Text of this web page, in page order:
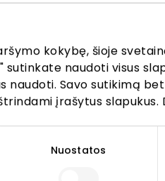
kokybę, šioje
sutinkate naudoti visus
naudoti. Savo sutikimą
įrašytus
Nuostatos